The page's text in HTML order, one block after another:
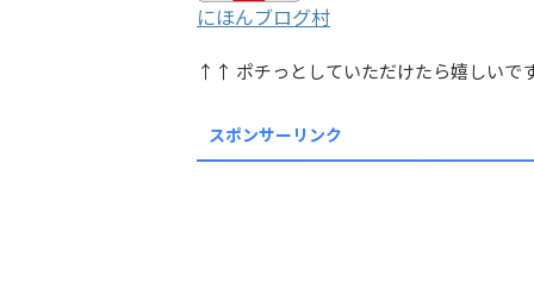
にほんブログ村
↑↑ ポチっとしていただけたら嬉しいで
スポンサーリンク